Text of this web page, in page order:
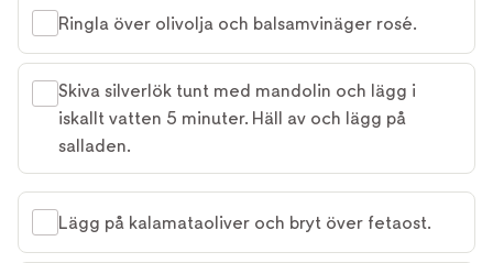
Ringla över olivolja och balsamvinäger rosé.
Skiva silverlök tunt med mandolin och lägg i
iskallt vatten 5 minuter. Häll av och lägg på
salladen.
Lägg på kalamataoliver och bryt över fetaost.